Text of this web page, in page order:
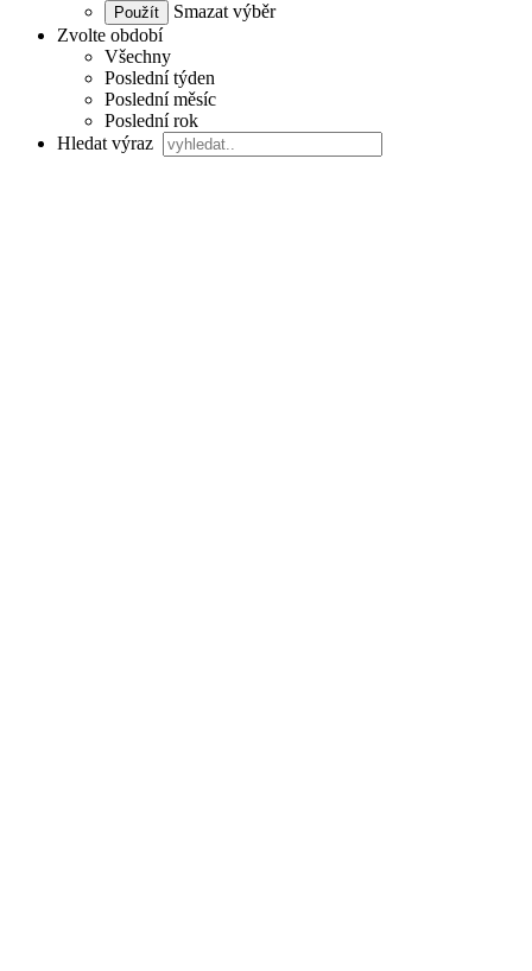
Smazat výběr
Zvolte období
Všechny
Poslední týden
Poslední měsíc
Poslední rok
Hledat výraz